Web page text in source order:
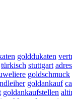
golddukaten
türkisch stuttgart
goldschmuck
goldankauf
goldankaufstellen